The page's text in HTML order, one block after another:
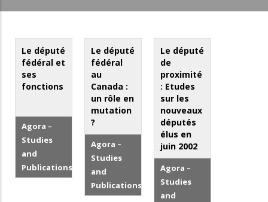
Le député
fédéral et
ses
fonctions
Agora –
Studies
and
Publications
Le député
fédéral
au
Canada :
un rôle en
mutation
?
Agora –
Studies
and
Publications
Le député
de
proximité
: Etudes
sur les
nouveaux
députés
élus en
juin 2002
Agora –
Studies
and